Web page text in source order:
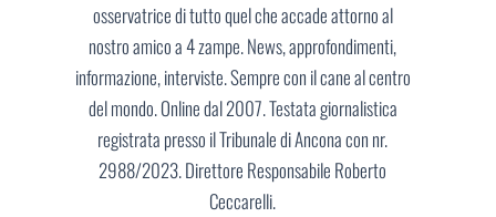
osservatrice di tutto quel che accade attorno al
nostro amico a 4 zampe. News, approfondimenti,
informazione, interviste. Sempre con il cane al centro
del mondo. Online dal 2007. Testata giornalistica
registrata presso il Tribunale di Ancona con nr.
2988/2023. Direttore Responsabile Roberto
Ceccarelli.